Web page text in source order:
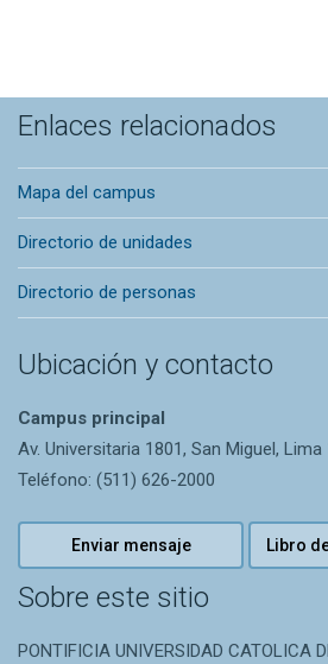
Enlaces relacionados
Mapa del campus
Directorio de unidades
Directorio de personas
Ubicación y contacto
Campus principal
Av. Universitaria 1801, San Miguel, Lima
Teléfono: (511) 626-2000
Enviar mensaje Libro
Sobre este sitio
PONTIFICIA UNIVERSIDAD CATOLICA